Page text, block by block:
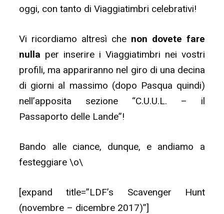
oggi, con tanto di Viaggiatimbri celebrativi!
Vi ricordiamo altresì che non dovete fare
nulla per inserire i Viaggiatimbri nei vostri
profili, ma appariranno nel giro di una decina
di giorni al massimo (dopo Pasqua quindi)
nell’apposita sezione “C.U.U.L. – il
Passaporto delle Lande”!
Bando alle ciance, dunque, e andiamo a
festeggiare \o\
[expand title=”LDF’s Scavenger Hunt
(novembre – dicembre 2017)”]